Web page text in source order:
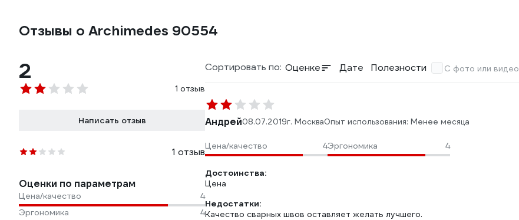
Отзывы о Archimedes 90554
2
1 отзыв
Написать отзыв
1 отзыв
Оценки по параметрам
Цена/качество
4
Эргономика
4
Сортировать по: Оценке Дате Полезности С фото или видео
Андрей08.07.2019г. МоскваОпыт использования: Менее месяца
Цена/качество 4Эргономика 4
Достоинства:
Цена
Недостатки:
Качество сварных швов оставляет желать лучшего.